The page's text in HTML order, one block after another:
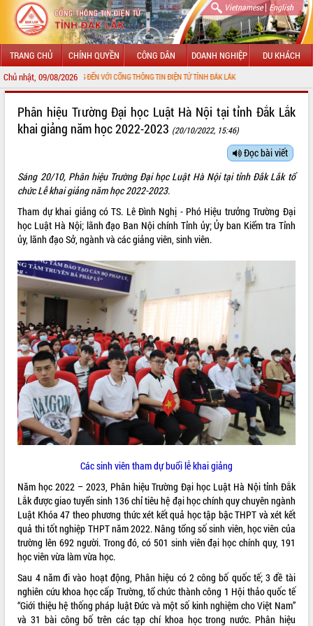
Vietnamese| English
TRANG CHỦ CHÍNH QUYỀN CÔNG DÂN DOANH NGHIỆP DU KHÁCH
Chủ nhật, 09/08/2026
MỪNG ĐẾN VỚI CỔNG THÔNG TIN ĐIỆN TỬ TỈNH ĐẮK LẮK
LÃNH ĐẠO UBND TỈNH
SỞ, BAN, NGÀNH
UBND CÁC XÃ, PHƯỜNG
THÔNG TIN CHỈ ĐẠO ĐIỀU HÀNH
HỆ THỐNG VĂN BẢN
VĂN BẢN HĐND TỈNH
ĐIỂM TIN VĂN BẢN
QUY HOẠCH - KẾ HOẠCH
Phân hiệu Trường Đại học Luật Hà Nội tại tỉnh Đắk Lắk
khai giảng năm học 2022-2023 (20/10/2022, 15:46)
Đọc bài viết
Sáng 20/10, Phân hiệu Trường Đại học Luật Hà Nội tại tỉnh Đắk Lắk tổ
chức Lễ khai giảng năm học 2022-2023.
Tham dự khai giảng có TS. Lê Đình Nghị - Phó Hiệu trưởng Trường Đại
học Luật Hà Nội; lãnh đạo Ban Nội chính Tỉnh ủy; Ủy ban Kiểm tra Tỉnh
ủy, lãnh đạo Sở, ngành và các giảng viên, sinh viên.
Các sinh viên tham dự buổi lễ khai giảng
Năm học 2022 – 2023, Phân hiệu Trường Đại học Luật Hà Nội tỉnh Đắk
Lắk được giao tuyển sinh 136 chỉ tiêu hệ đại học chính quy chuyên ngành
Luật Khóa 47 theo phương thức xét kết quả học tập bậc THPT và xét kết
quả thi tốt nghiệp THPT năm 2022. Nâng tổng số sinh viên, học viên của
trường lên 692 người. Trong đó, có 501 sinh viên đại học chính quy, 191
học viên vừa làm vừa học.
Sau 4 năm đi vào hoạt động, Phân hiệu có 2 công bố quốc tế; 3 đề tài
nghiên cứu khoa học cấp Trường, tổ chức thành công 1 Hội thảo quốc tế
“Giới thiệu hệ thống pháp luật Đức và một số kinh nghiệm cho Việt Nam”
và 31 bài công bố trên các tạp chí khoa học trong nước. Phân hiệu